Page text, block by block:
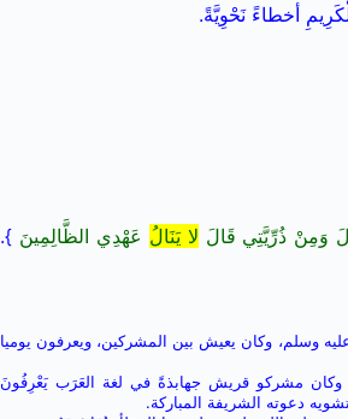
أخطاءً نَحْوِيَّةً.
وَمِنْ ذُرِّيَّتِي قَالَ لا يَنَالُ عَهْدِي الظَّالِمِينَ }.
وسلم، وكان يعيش بين المشركين، ويعرفون يوميا
وكان مشركو قريش جهابذةً في لغة العَرَب يَعْرِفُونَ
دعوته الشريفة المباركة.